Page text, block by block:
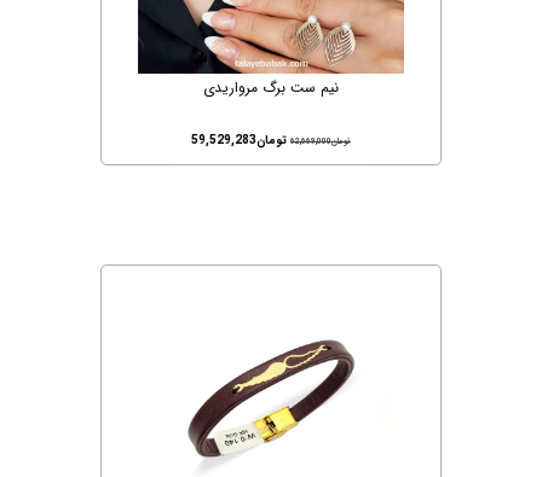
نیم ست برگ مرواریدی
تومان62,669,000 تومان59,529,283